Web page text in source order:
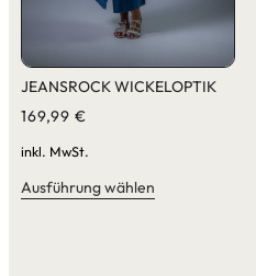
JEANSROCK WICKELOPTIK
169,99 €
inkl. MwSt.
Ausführung wählen